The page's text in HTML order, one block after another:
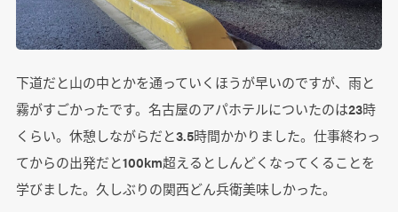
下道だと山の中とかを通っていくほうが早いのですが、雨と
霧がすごかったです。名古屋のアパホテルについたのは23時
くらい。休憩しながらだと3.5時間かかりました。仕事終わっ
てからの出発だと100km超えるとしんどくなってくることを
学びました。久しぶりの関西どん兵衛美味しかった。